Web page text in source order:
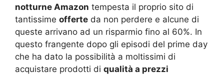
notturne Amazon tempesta il proprio sito di
tantissime offerte da non perdere e alcune di
queste arrivano ad un risparmio fino al 60%. In
questo frangente dopo gli episodi del prime day
che ha dato la possibilità a moltissimi di
acquistare prodotti di qualità a prezzi